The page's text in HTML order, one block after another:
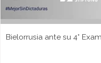
Bielorrusia ante su 4°